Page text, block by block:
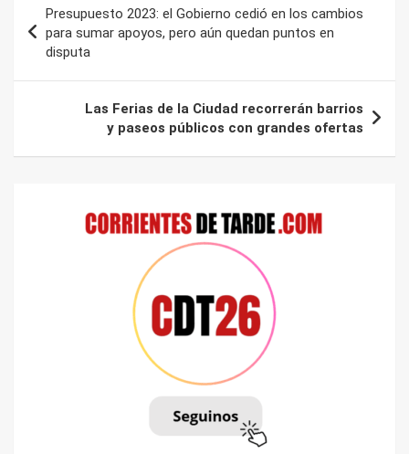
de
entradas
Presupuesto 2023: el Gobierno cedió en los cambios
para sumar apoyos, pero aún quedan puntos en
disputa
Las Ferias de la Ciudad recorrerán barrios
y paseos públicos con grandes ofertas